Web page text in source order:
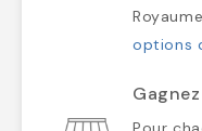
options